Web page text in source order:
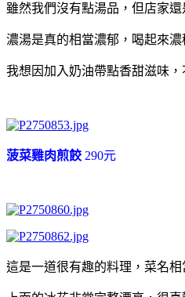
雖然我們沒有點湯品，但店家還
濃湯是真的相當濃郁，喝起來
我想因加入奶油帶點香甜滋味
菠菜雞肉煎餃 290元
這是一道很有趣的料理，菜名